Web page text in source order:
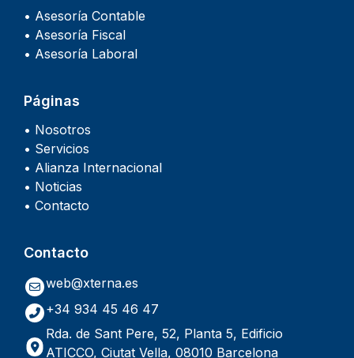
• Asesoría Contable
• Asesoría Fiscal
• Asesoría Laboral
Páginas
• Nosotros
• Servicios
• Alianza Internacional
• Noticias
• Contacto
Contacto
web@xterna.es
+34 934 45 46 47
Rda. de Sant Pere, 52, Planta 5, Edificio
ATICCO, Ciutat Vella, 08010 Barcelona